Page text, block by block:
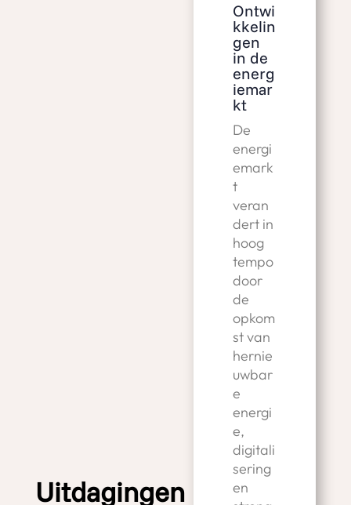
Uitdagingen
Ontwi
kkelin
gen
in de
energ
iemar
kt
De
energi
emark
t
veran
dert in
hoog
tempo
door
de
opkom
st van
hernie
uwbar
e
energi
e,
digitali
sering
en